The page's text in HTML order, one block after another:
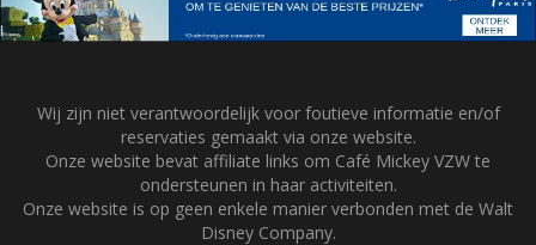
Wij zijn niet verantwoordelijk voor foutieve informatie en/of
reservaties gemaakt via onze website.
Onze website bevat affiliate links om Café Mickey VZW te
ondersteunen in haar activiteiten.
Onze website is op geen enkele manier verbonden met de Walt
Disney Company.